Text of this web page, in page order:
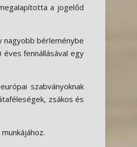
a jogelőd
nagyobb bérleménybe
fennállásával egy
szabványoknak
zsákos és